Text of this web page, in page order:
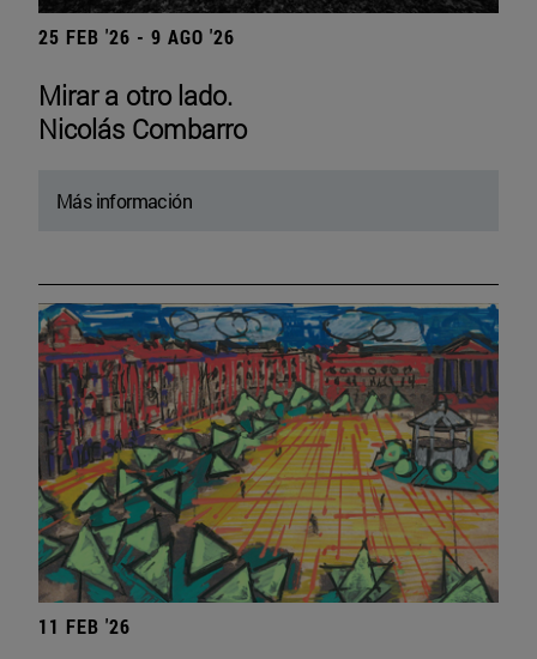
25 FEB '26 - 9 AGO '26
Mirar a otro lado.
Nicolás Combarro
Más información
11 FEB '26